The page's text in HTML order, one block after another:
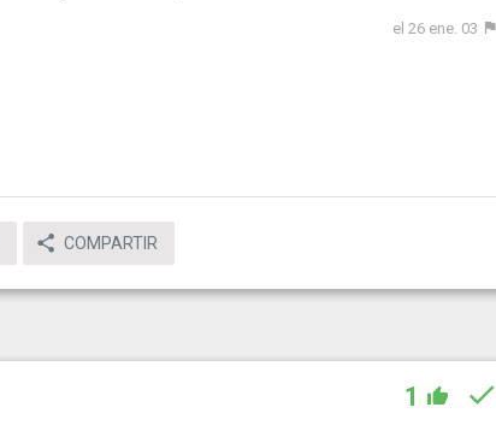
el 26 ene. 03
COMPARTIR
1